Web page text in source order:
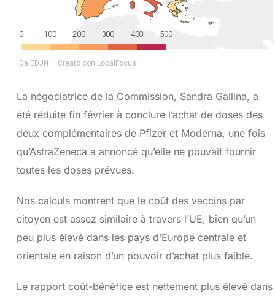
La négociatrice de la Commission, Sandra Gallina, a
été réduite fin février à conclure l’achat de doses des
deux complémentaires de Pfizer et Moderna, une fois
qu’AstraZeneca a annoncé qu’elle ne pouvait fournir
toutes les doses prévues.
Nos calculs montrent que le coût des vaccins par
citoyen est assez similaire à travers l’UE, bien qu’un
peu plus élevé dans les pays d’Europe centrale et
orientale en raison d’un pouvoir d’achat plus faible.
Le rapport coût-bénéfice est nettement plus élevé dans